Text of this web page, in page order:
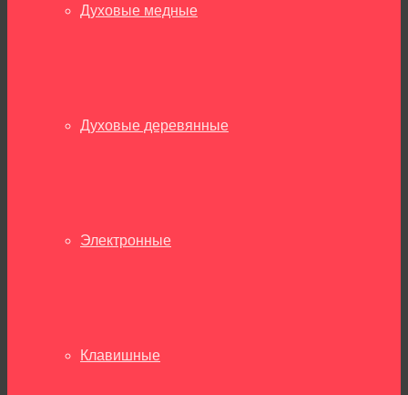
Духовые медные
Духовые деревянные
Электронные
Клавишные